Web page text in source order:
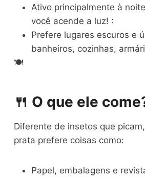
Ativo principalmente à
você acende a luz! :
Prefere lugares escuros e
banheiros, cozinhas,
🍽️
🍴 O que ele
Diferente de insetos que
prata prefere coisas como:
Papel, embalagens e